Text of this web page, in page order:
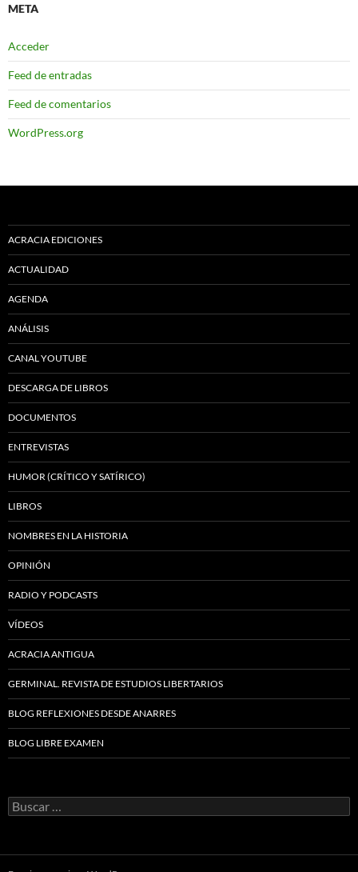
META
Acceder
Feed de entradas
Feed de comentarios
WordPress.org
ACRACIA EDICIONES
ACTUALIDAD
AGENDA
ANÁLISIS
CANAL YOUTUBE
DESCARGA DE LIBROS
DOCUMENTOS
ENTREVISTAS
HUMOR (CRÍTICO Y SATÍRICO)
LIBROS
NOMBRES EN LA HISTORIA
OPINIÓN
RADIO Y PODCASTS
VÍDEOS
ACRACIA ANTIGUA
GERMINAL. REVISTA DE ESTUDIOS LIBERTARIOS
BLOG REFLEXIONES DESDE ANARRES
BLOG LIBRE EXAMEN
Buscar: